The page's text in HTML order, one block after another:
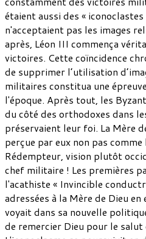
étaient aussi des «
n'acceptaient pas les images
après, Léon III commença
victoires. Cette coïncidence
de supprimer l’utilisation
militaires constitua une
l'époque. Après tout, les
du côté des orthodoxes dans
préservaient leur foi. La Mère
perçue par eux non pas
Rédempteur, vision plutôt
chef militaire ! Les premières
l'acathiste « Invincible
adressées à la Mère de Dieu
voyait dans sa nouvelle
de remercier Dieu pour le salut